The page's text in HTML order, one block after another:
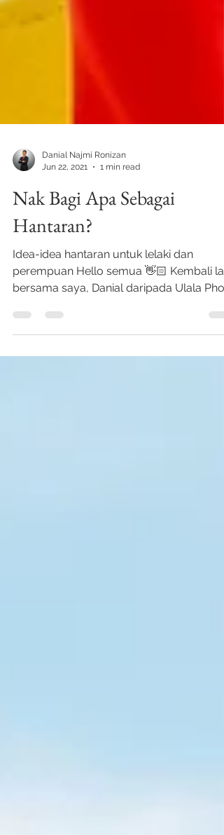
Jun 22, 2021
1 min read
Nak Bagi Apa Sebagai
Hantaran?
Idea-idea hantaran untuk lelaki dan
perempuan Hello semua 👋🏻 Kembali
bersama saya, Danial daripada Ulala
di blog post ini....